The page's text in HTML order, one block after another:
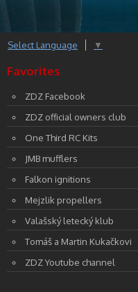
Select Language ▼
Favorites
ZDZ Facebook
ZDZ official owners club
One Third RC Kits
JMB mufflers
Falkon ignitions
Mejzlik propellers
Valašský letecký klub
Tomáš a Martin Kukačkovi
ZDZ Youtube channel